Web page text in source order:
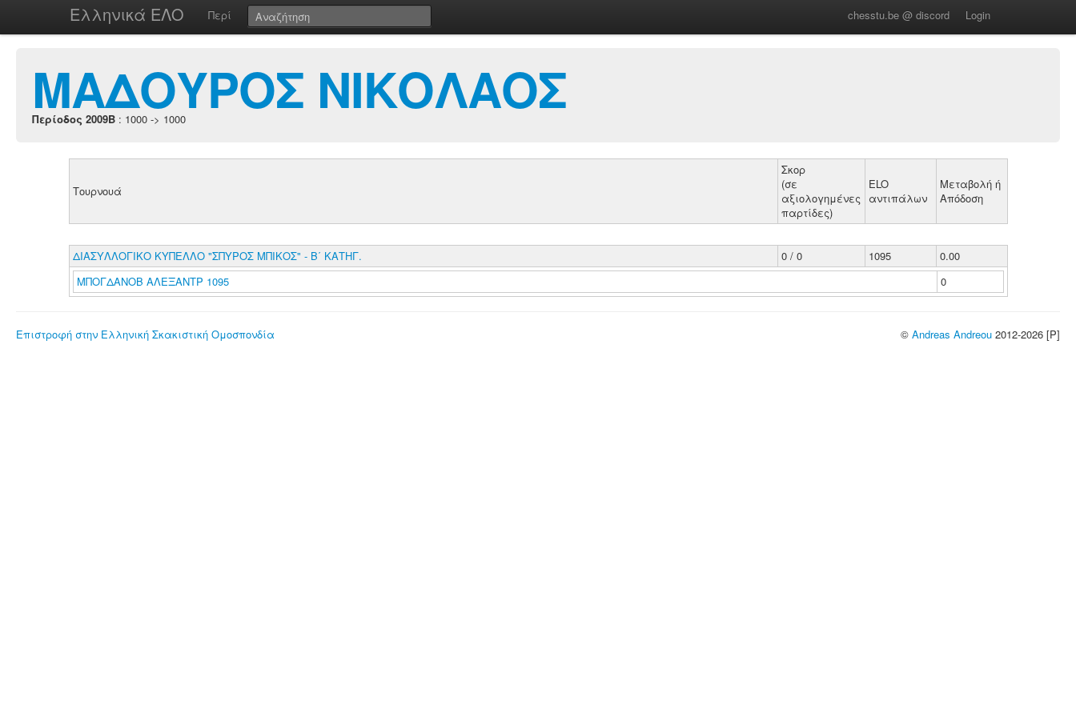
Ελληνικά ΕΛΟ Περί chesstu.be @ discord Login
ΜΑΔΟΥΡΟΣ ΝΙΚΟΛΑΟΣ
Περίοδος 2009B : 1000 -> 1000
Τουρνουά
Σκορ
(σε
αξιολογημένες
παρτίδες)
ELO
αντιπάλων
Μεταβολή ή
Απόδοση
ΔΙΑΣΥΛΛΟΓΙΚΟ ΚΥΠΕΛΛΟ "ΣΠΥΡΟΣ ΜΠΙΚΟΣ" - Β΄ ΚΑΤΗΓ. 0 / 0 1095
0.00
ΜΠΟΓΔΑΝΟΒ ΑΛΕΞΑΝΤΡ 1095
0
Επιστροφή στην Ελληνική Σκακιστική Ομοσπονδία © Andreas Andreou 2012-2026 [P]